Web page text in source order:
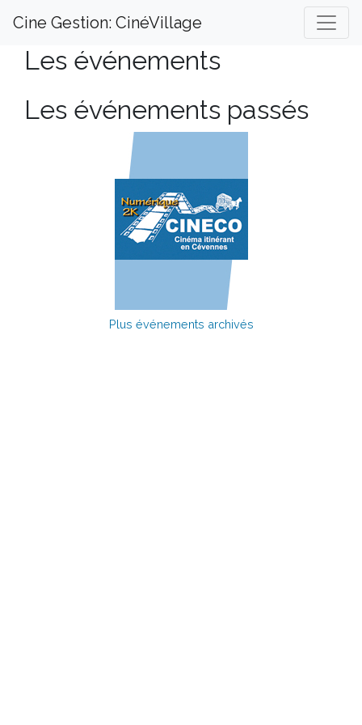
Cine Gestion: CinéVillage
Les événements
Les événements passés
Plus événements archivés